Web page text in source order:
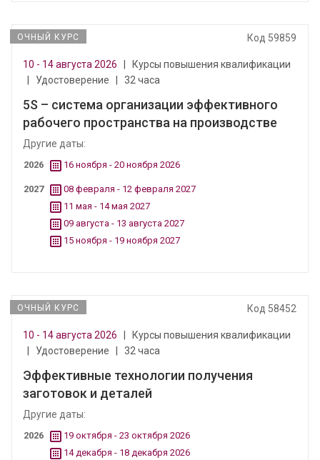
ОЧНЫЙ КУРС Код 59859
10 - 14 августа 2026
Курсы повышения квалификации
Удостоверение 32 часа
5S – система организации эффективного
рабочего пространства на производстве
Другие даты:
2026 16 ноября - 20 ноября 2026
2027
08 февраля - 12 февраля 2027
11 мая - 14 мая 2027
09 августа - 13 августа 2027
15 ноября - 19 ноября 2027
ОЧНЫЙ КУРС Код 58452
10 - 14 августа 2026
Курсы повышения квалификации
Удостоверение 32 часа
Эффективные технологии получения
заготовок и деталей
Другие даты:
2026
19 октября - 23 октября 2026
14 декабря - 18 декабря 2026